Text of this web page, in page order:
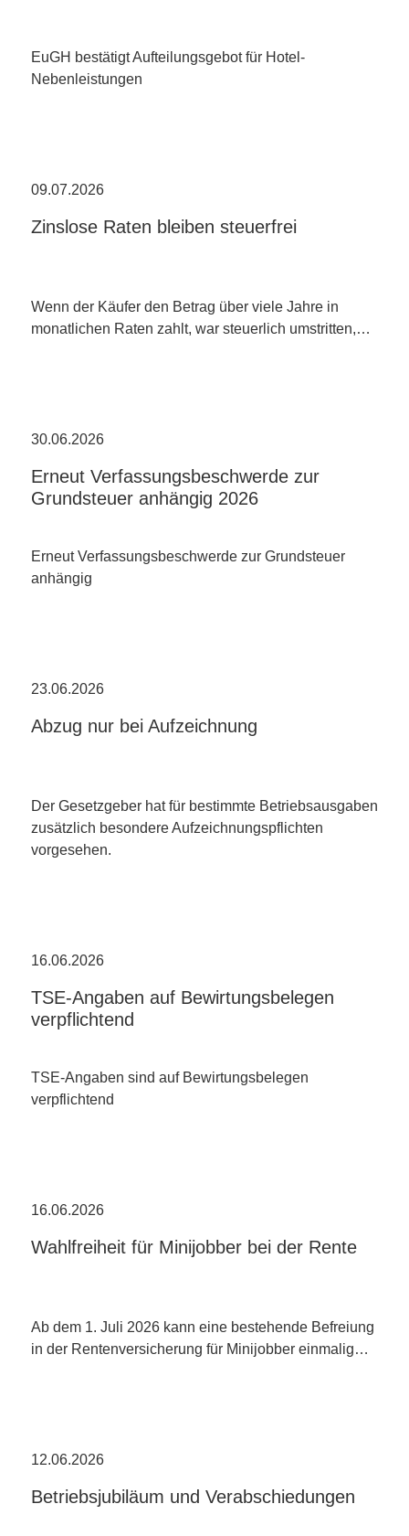
EuGH bestätigt Aufteilungsgebot für Hotel-
Nebenleistungen
09.07.2026
Zinslose Raten bleiben steuerfrei
Wenn der Käufer den Betrag über viele Jahre in
monatlichen Raten zahlt, war steuerlich umstritten,…
30.06.2026
Erneut Verfassungsbeschwerde zur
Grundsteuer anhängig 2026
Erneut Verfassungsbeschwerde zur Grundsteuer
anhängig
23.06.2026
Abzug nur bei Aufzeichnung
Der Gesetzgeber hat für bestimmte Betriebsausgaben
zusätzlich besondere Aufzeichnungspflichten
vorgesehen.
16.06.2026
TSE-Angaben auf Bewirtungsbelegen
verpflichtend
TSE-Angaben sind auf Bewirtungsbelegen
verpflichtend
16.06.2026
Wahlfreiheit für Minijobber bei der Rente
Ab dem 1. Juli 2026 kann eine bestehende Befreiung
in der Rentenversicherung für Minijobber einmalig…
12.06.2026
Betriebsjubiläum und Verabschiedungen